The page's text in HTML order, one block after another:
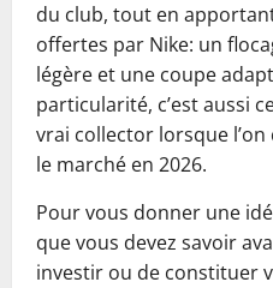
du club, tout en
offertes par Nike: un
légère et une coupe
particularité, c’est aussi
vrai collector lorsque
le marché en 2026.
Pour vous donner une
que vous devez savoir
investir ou de constituer